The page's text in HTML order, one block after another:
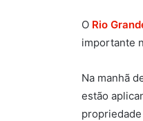
O Rio
importante
Na manhã
estão